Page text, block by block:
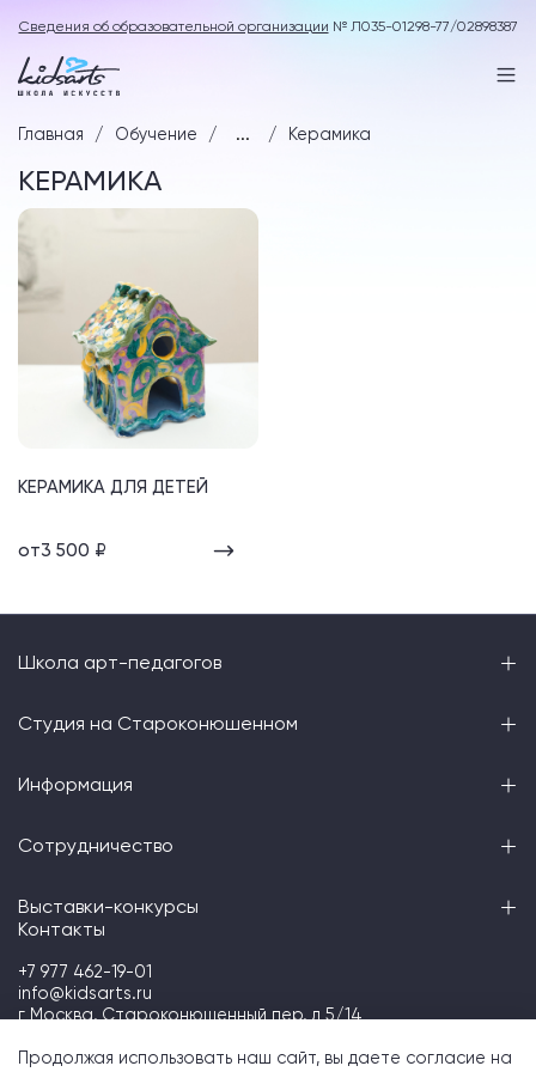
Сведения об образовательной организации № Л035-01298-77/02898387
Главная Обучение ... Керамика
КЕРАМИКА
КЕРАМИКА ДЛЯ ДЕТЕЙ
от3 500 ₽
Школа арт-педагогов
Студия на Староконюшенном
Информация
Сотрудничество
Выставки-конкурсы
Контакты
+7 977 462-19-01
info@kidsarts.ru
г Москва, Староконюшенный пер, д 5/14
Продолжая использовать наш сайт, вы даете согласие на